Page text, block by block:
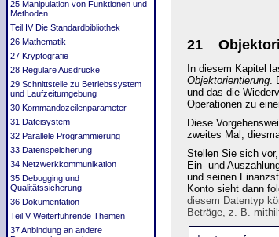
25 Manipulation von Funktionen und
Methoden
Teil IV Die Standardbibliothek
26 Mathematik
27 Kryptografie
28 Reguläre Ausdrücke
29 Schnittstelle zu Betriebssystem
und Laufzeitumgebung
30 Kommandozeilenparameter
31 Dateisystem
32 Parallele Programmierung
33 Datenspeicherung
34 Netzwerkkommunikation
35 Debugging und
Qualitätssicherung
36 Dokumentation
Teil V Weiterführende Themen
37 Anbindung an andere
21
In diesem Kapitel
Objektorientierung.
und das die
Operationen zu
Diese
zweites Mal,
Stellen Sie sich
Ein- und
und seinen
Konto sieht dann
diesem Datentyp
Beträge, z. B.